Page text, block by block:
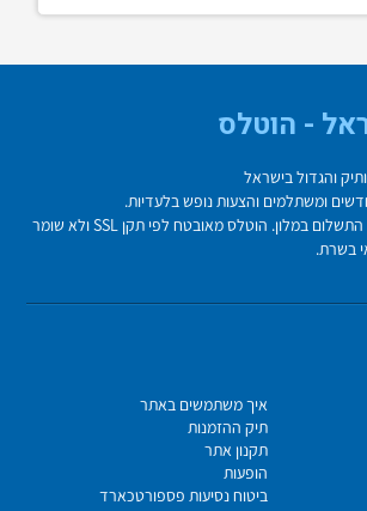
- הוטלס
והגדול בישראל
ומשתלמים והצעות נופש בלעדיות.
הזמנה באתר ללא חיוב, התשלום במלון. הוטלס מאובטח לפי תקן SSL ולא שומר
בשרת.
איך משתמשים באתר
תיק ההזמנות
תקנון אתר
הופעות
ביטוח נסיעות פספורטכארד